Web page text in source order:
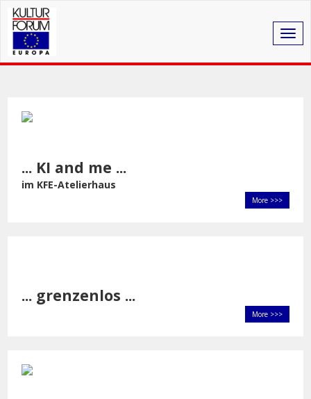
... KI and me ...
im KFE-Atelierhaus
More >>>
... grenzenlos ...
More >>>